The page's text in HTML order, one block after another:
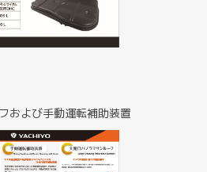
および手動運転補助装置